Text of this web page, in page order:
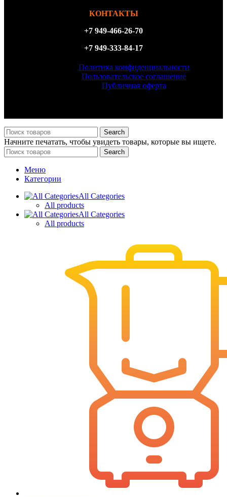
КОНТАКТЫ
+7 949-466-26-70
+7 949-333-84-17
Политика конфиденциальности
Пользовательское соглашение
Публичная оферта
Search
Начните печатать, чтобы увидеть товары, которые вы ищете.
Search
Меню
Категории
All Categories
All products
All Categories
All products